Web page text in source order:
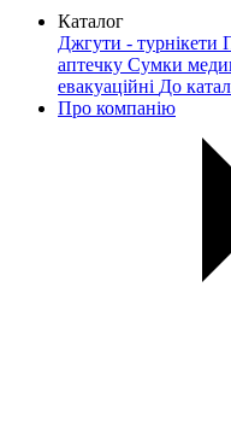
Каталог
Джгути - турнікети
аптечку Сумки
евакуаційні До
Про компанію